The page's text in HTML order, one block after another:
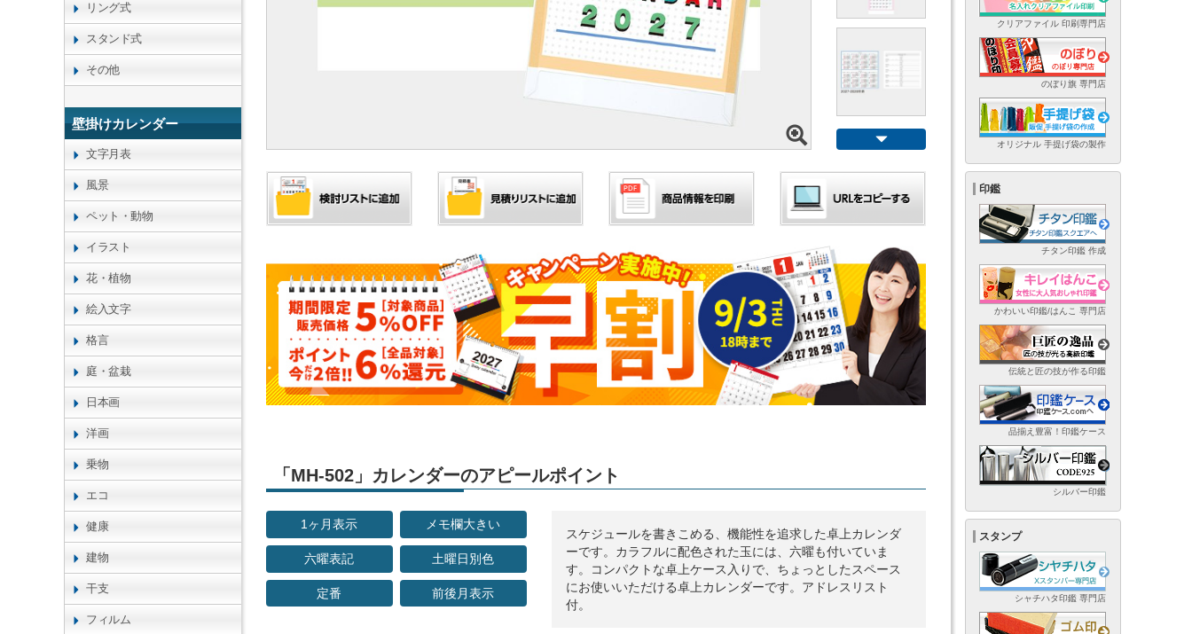
「MH-502」カレンダーのアピールポイント
1ヶ月表示 メモ欄大きい
六曜表記 土曜日別色
定番 前後月表示
スケジュールを書きこめる、機能性を追求した卓上カレンダ
ーです。カラフルに配色された玉には、六曜も付いていま
す。コンパクトな卓上ケース入りで、ちょっとしたスペース
にお使いいただける卓上カレンダーです。アドレスリスト
付。
リング式
スタンド式
その他
壁掛けカレンダー
文字月表
風景
ペット・動物
イラスト
花・植物
絵入文字
格言
庭・盆栽
日本画
洋画
乗物
エコ
健康
建物
干支
フィルム
クリアファイル 印刷専門店
のぼり旗 専門店
オリジナル 手提げ袋の製作
印鑑
チタン印鑑 作成
かわいい印鑑/はんこ 専門店
伝統と匠の技が作る印鑑
品揃え豊富！印鑑ケース
シルバー印鑑
スタンプ
シャチハタ印鑑 専門店